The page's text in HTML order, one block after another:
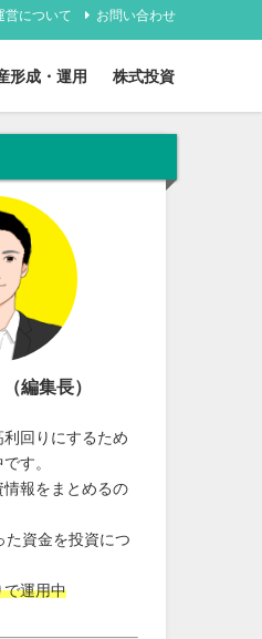
営について お問い合わせ
形成・運用 株式投資
編集長）
回りにするため
す。
情報をまとめるの
た資金を投資につ
で運用中